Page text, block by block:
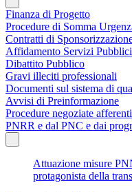
Finanza di Progetto
Procedure di Somma
Contratti di
Affidamento Servizi
Dibattito Pubblico
Gravi illeciti professionali
Documenti sul sistema di
Avvisi di Preinformazione
Procedure negoziate
PNRR e dal PNC e dai
Attuazione misure
protagonista della